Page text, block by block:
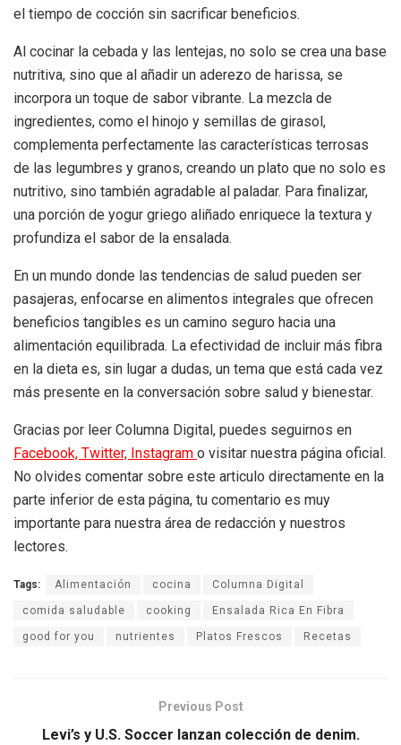
el tiempo de cocción sin sacrificar beneficios.
Al cocinar la cebada y las lentejas, no solo se crea una base
nutritiva, sino que al añadir un aderezo de harissa, se
incorpora un toque de sabor vibrante. La mezcla de
ingredientes, como el hinojo y semillas de girasol,
complementa perfectamente las características terrosas
de las legumbres y granos, creando un plato que no solo es
nutritivo, sino también agradable al paladar. Para finalizar,
una porción de yogur griego aliñado enriquece la textura y
profundiza el sabor de la ensalada.
En un mundo donde las tendencias de salud pueden ser
pasajeras, enfocarse en alimentos integrales que ofrecen
beneficios tangibles es un camino seguro hacia una
alimentación equilibrada. La efectividad de incluir más fibra
en la dieta es, sin lugar a dudas, un tema que está cada vez
más presente en la conversación sobre salud y bienestar.
Gracias por leer Columna Digital, puedes seguirnos en
Facebook, Twitter, Instagram o visitar nuestra página oficial.
No olvides comentar sobre este articulo directamente en la
parte inferior de esta página, tu comentario es muy
importante para nuestra área de redacción y nuestros
lectores.
Tags: Alimentación cocina Columna Digital
comida saludable cooking Ensalada Rica En Fibra
good for you nutrientes Platos Frescos Recetas
Previous Post
Levi’s y U.S. Soccer lanzan colección de denim.